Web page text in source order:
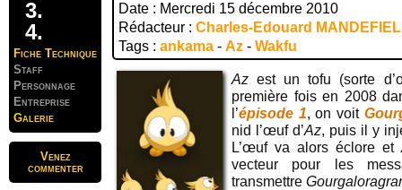
Fiche Technique
Staff
Personnage
Entreprise
Galerie
Venez
commenter
Date : Mercredi 15 décembre 2010
Rédacteur : Charles-Edouard
Tags : ankama - Az - Wakfu
Azest un tofu (sorte
première fois en 2008
l’épisode 1, on voit
nid l’œuf d’Az, puis il y
L’œuf va alors éclore et
vecteur pour les
transmettre